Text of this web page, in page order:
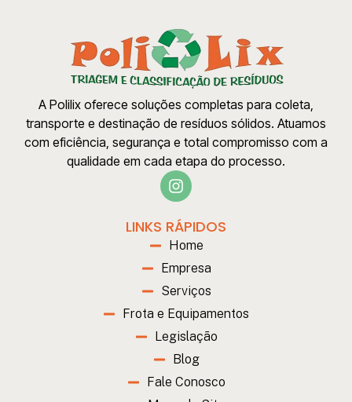
A Polilix oferece soluções completas para coleta,
transporte e destinação de resíduos sólidos. Atuamos
com eficiência, segurança e total compromisso com a
qualidade em cada etapa do processo.
LINKS RÁPIDOS
Home
Empresa
Serviços
Frota e Equipamentos
Legislação
Blog
Fale Conosco